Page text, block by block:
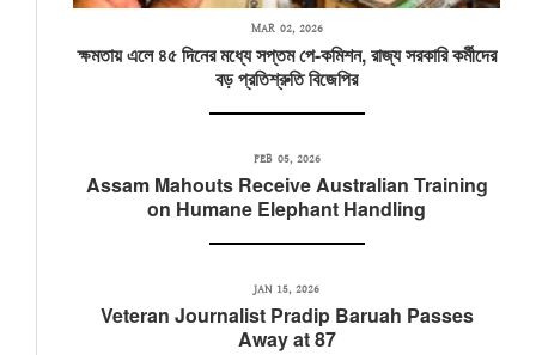
MAR 02, 2026
ক্ষমতায় এলে ৪৫ দিনের মধ্যে সপ্তম পে-কমিশন, রাজ্য সরকারি কর্মীদের
বড় প্রতিশ্রুতি বিজেপির
FEB 05, 2026
Assam Mahouts Receive Australian Training
on Humane Elephant Handling
JAN 15, 2026
Veteran Journalist Pradip Baruah Passes
Away at 87